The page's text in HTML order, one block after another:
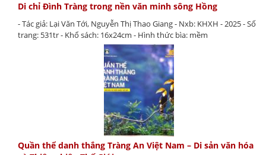
Di chỉ Đình Tràng trong nền văn minh sông Hồng
- Tác giả: Lại Văn Tới, Nguyễn Thị Thao Giang - Nxb: KHXH - 2025 - Số
trang: 531tr - Khổ sách: 16x24cm - Hình thức bìa: mềm
Quần thể danh thắng Tràng An Việt Nam – Di sản văn hóa